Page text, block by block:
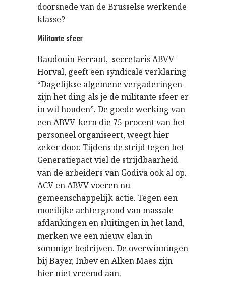
doorsnede van de Brusselse werkende
klasse?
Militante sfeer
Baudouin Ferrant, secretaris ABVV
Horval, geeft een syndicale verklaring
“Dagelijkse algemene vergaderingen
zijn het ding als je de militante sfeer er
in wil houden”. De goede werking van
een ABVV-kern die 75 procent van het
personeel organiseert, weegt hier
zeker door. Tijdens de strijd tegen het
Generatiepact viel de strijdbaarheid
van de arbeiders van Godiva ook al op.
ACV en ABVV voeren nu
gemeenschappelijk actie. Tegen een
moeilijke achtergrond van massale
afdankingen en sluitingen in het land,
merken we een nieuw elan in
sommige bedrijven. De overwinningen
bij Bayer, Inbev en Alken Maes zijn
hier niet vreemd aan.